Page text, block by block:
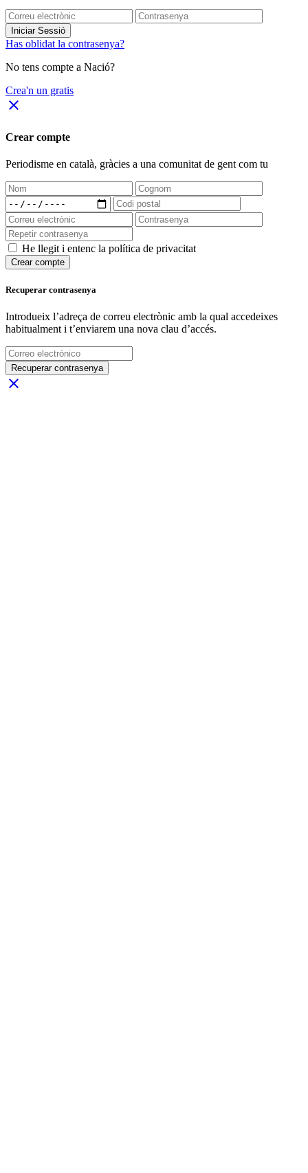
Iniciar Sessió
Has oblidat la contrasenya?
No tens compte a Nació?
Crea'n un gratis
close
Crear compte
Periodisme en català, gràcies a una comunitat de gent com tu
He llegit i entenc la política de privacitat
Crear compte
Recuperar contrasenya
Introdueix l’adreça de correu electrònic amb la qual accedeixes
habitualment i t’enviarem una nova clau d’accés.
Recuperar contrasenya
close